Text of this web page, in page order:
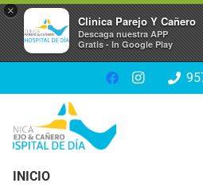
×
Clinica Parejo Y Cañero
Descaga nuestra APP
Gratis - In Google Play
INICIO